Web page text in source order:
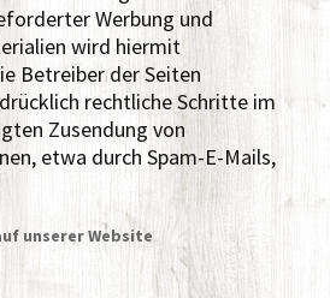
Werbung und
wird hiermit
Betreiber der Seiten
rechtliche Schritte im
Zusendung von
etwa durch Spam-E-Mails,
unserer Website